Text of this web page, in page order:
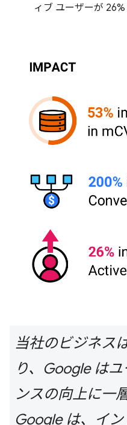
ィブ ユーザーが
当社のビジネス
り、Google は
ンスの向上に一
Google は、イ